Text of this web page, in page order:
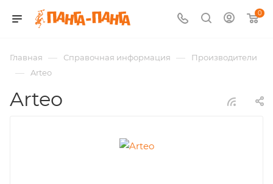
0
Главная — Справочная информация — Производители
— Arteo
Arteo